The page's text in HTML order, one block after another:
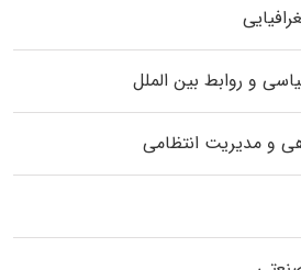
و روابط بین الملل
و مدیریت انتظامی